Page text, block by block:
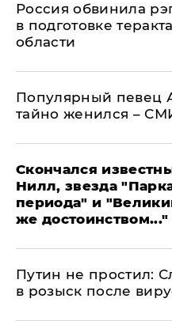
Россия обвинила
в подготовке
области
Популярный певец
тайно женился –
Скончался
Нилл, звезда
периода" и
же достоинством..."
Путин не простил:
в розыск после